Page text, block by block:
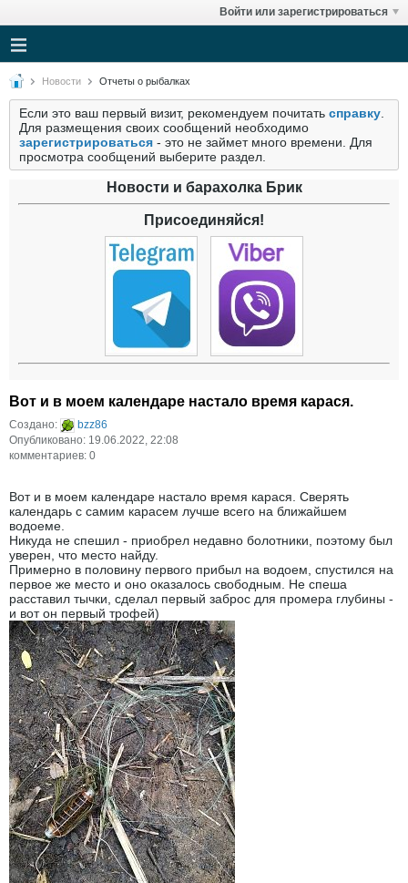
Войти или зарегистрироваться
Новости Отчеты о рыбалках
Если это ваш первый визит, рекомендуем почитать справку
Для размещения своих сообщений необходимо
зарегистрироваться - это не займет много времени. Для
просмотра сообщений выберите раздел.
Новости и барахолка Брик
Присоединяйся!
Вот и в моем календаре настало время карася.
Создано:
bzz86
Опубликовано: 19.06.2022, 22:08
комментариев: 0
Вот и в моем календаре настало время карася. Сверять
календарь с самим карасем лучше всего на ближайшем
водоеме.
Никуда не спешил - приобрел недавно болотники, поэтому был
уверен, что место найду.
Примерно в половину первого прибыл на водоем, спустился на
первое же место и оно оказалось свободным. Не спеша
расставил тычки, сделал первый заброс для промера глубины -
и вот он первый трофей)